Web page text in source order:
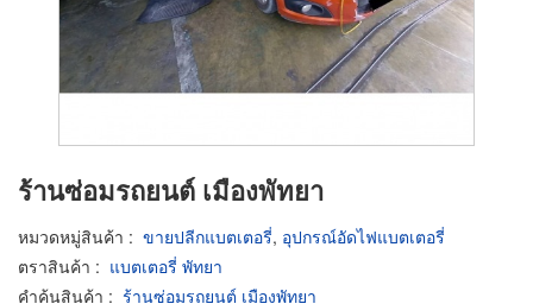
ร้านซ่อมรถยนต์ เมืองพัทยา
หมวดหมู่สินค้า : ขายปลีกแบตเตอรี่, อุปกรณ์อัดไฟแบตเตอรี่
ตราสินค้า : แบตเตอรี่ พัทยา
คำค้นสินค้า : ร้านซ่อมรถยนต์ เมืองพัทยา